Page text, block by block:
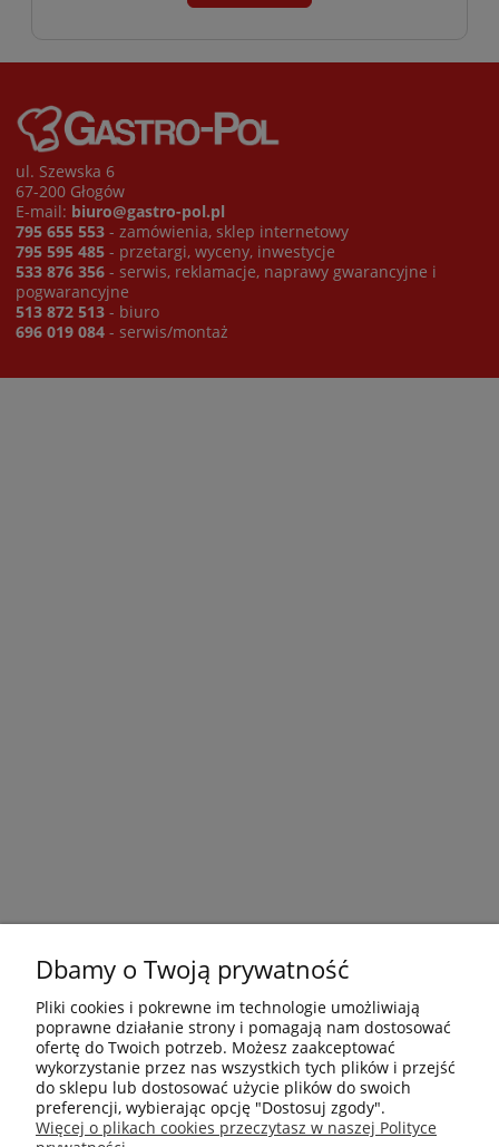
ul. Szewska 6
67-200 Głogów
E-mail: biuro@gastro-pol.pl
795 655 553 - zamówienia, sklep internetowy
795 595 485 - przetargi, wyceny, inwestycje
533 876 356 - serwis, reklamacje, naprawy gwarancyjne i
pogwarancyjne
513 872 513 - biuro
696 019 084 - serwis/montaż
Płatności i dostawa
Dbamy o Twoją prywatność
Pliki cookies i pokrewne im technologie umożliwiają
poprawne działanie strony i pomagają nam dostosować
ofertę do Twoich potrzeb. Możesz zaakceptować
wykorzystanie przez nas wszystkich tych plików i przejść
do sklepu lub dostosować użycie plików do swoich
preferencji, wybierając opcję "Dostosuj zgody".
Więcej o plikach cookies przeczytasz w naszej Polityce